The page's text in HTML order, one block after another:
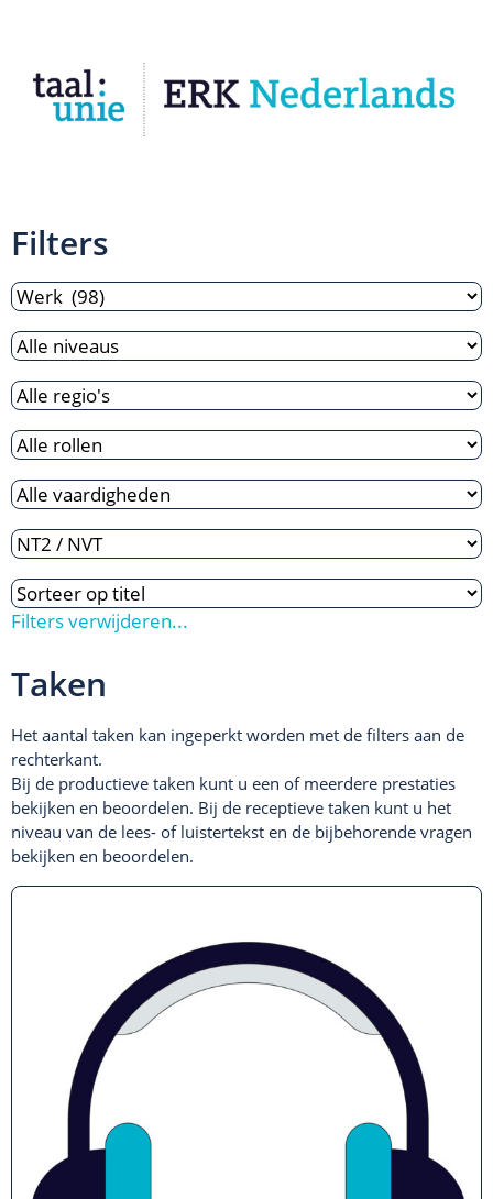
Filters
Filters verwijderen...
Taken
Het aantal taken kan ingeperkt worden met de filters aan de
rechterkant.
Bij de productieve taken kunt u een of meerdere prestaties
bekijken en beoordelen. Bij de receptieve taken kunt u het
niveau van de lees- of luistertekst en de bijbehorende vragen
bekijken en beoordelen.